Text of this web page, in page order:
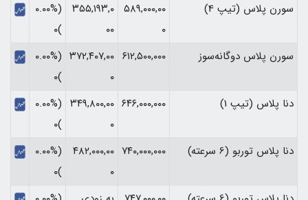
سورن پلاس (تیپ 4)
۵۸۹,۰۰۰,۰۰
۰
۳۵۵,۱۹۳,۰
۰۰
(۰.۰۰%
)۰
سورن پلاس دوگانه‌سوز
۶۱۲,۵۰۰,۰۰۰ ۳۷۲,۴۰۷,۰۰
۰
(۰.۰۰%
)۰
دنا پلاس (تیپ 1)
۶۴۶,۰۰۰,۰۰۰ ۳۴۹,۸۰۰,۰۰
۰
(۰.۰۰%
)۰
دنا پلاس توربو (6 سرعته)
۷۴۰,۰۰۰,۰۰۰ ۴۸۲,۰۰۰,۰۰
۰
(۰.۰۰%
)۰